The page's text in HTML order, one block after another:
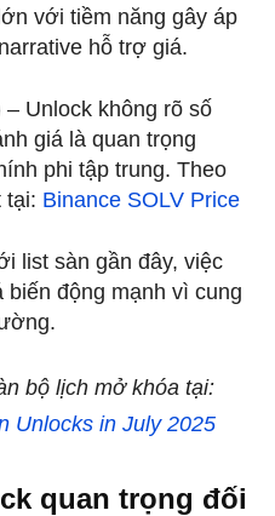
với tiềm năng gây áp
hỗ trợ giá.
– Unlock không rõ số
giá là quan trọng
phi tập trung. Theo
tại: Binance SOLV Price
list sàn gần đây, việc
biến động mạnh vì cung
bộ lịch mở khóa tại:
Unlocks in July 2025
quan trọng đối